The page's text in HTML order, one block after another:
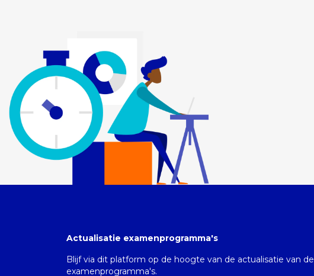
Actualisatie examenprogramma's
Blijf via dit platform op de hoogte van de actualisatie van de
examenprogramma's.